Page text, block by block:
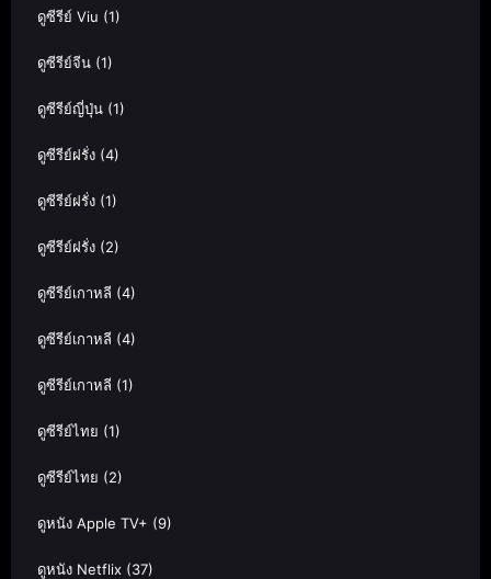
ดูซีรีย์ Viu (1)
ดูซีรีย์จีน (1)
ดูซีรีย์ญี่ปุ่น (1)
ดูซีรีย์ฝรั่ง (4)
ดูซีรีย์ฝรั่ง (1)
ดูซีรีย์ฝรั่ง (2)
ดูซีรีย์เกาหลี (4)
ดูซีรีย์เกาหลี (4)
ดูซีรีย์เกาหลี (1)
ดูซีรีย์ไทย (1)
ดูซีรีย์ไทย (2)
ดูหนัง Apple TV+ (9)
ดูหนัง Netflix (37)